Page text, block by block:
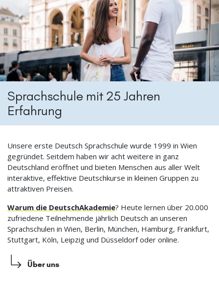
Sprachschule mit 25 Jahren
Erfahrung
Unsere erste Deutsch Sprachschule wurde 1999 in Wien
gegründet. Seitdem haben wir acht weitere in ganz
Deutschland eröffnet und bieten Menschen aus aller Welt
interaktive, effektive Deutschkurse in kleinen Gruppen zu
attraktiven Preisen.
Warum die DeutschAkademie? Heute lernen über 20.000
zufriedene Teilnehmende jährlich Deutsch an unseren
Sprachschulen in Wien, Berlin, München, Hamburg, Frankfurt,
Stuttgart, Köln, Leipzig und Düsseldorf oder online.
Über uns